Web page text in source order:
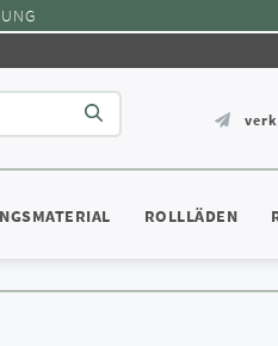
ROLLLÄDEN